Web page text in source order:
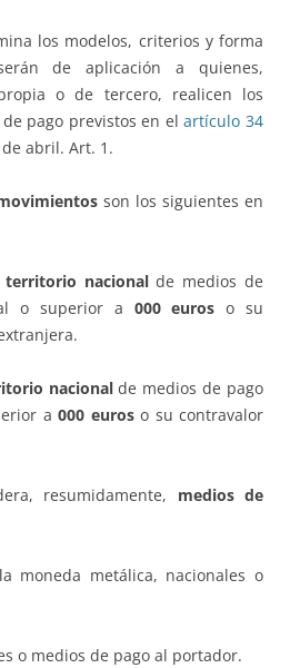
los modelos, criterios y forma
de aplicación a quienes,
o de tercero, realicen los
pago previstos en elartículo 34
abril. Art. 1.
son los siguientes en
nacionalde medios de
o superior a 000 euros o su
nacionalde medios de pago
a 000 euroso su contravalor
resumidamente, medios de
moneda metálica, nacionales o
o medios de pago al portador.